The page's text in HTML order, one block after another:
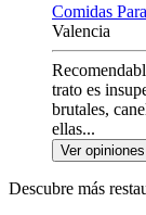
Comidas
Valencia
trato es
brutales,
ellas...
Ver opiniones
Descubre más